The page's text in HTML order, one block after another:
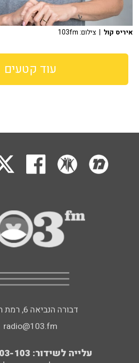
איריס קול | צילום: 103fm
עוד קטעים
דבורה הנביאה 6, רמת השרון
radio@103.fm
עלייה לשידור: 0552-103-103